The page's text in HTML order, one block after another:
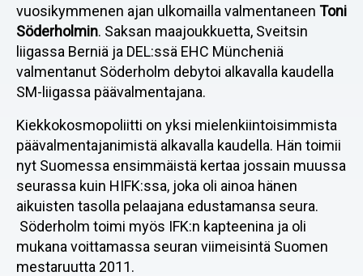
vuosikymmenen ajan ulkomailla valmentaneen Toni
Söderholmin. Saksan maajoukkuetta, Sveitsin
liigassa Berniä ja DEL:ssä EHC Müncheniä
valmentanut Söderholm debytoi alkavalla kaudella
SM-liigassa päävalmentajana.
Kiekkokosmopoliitti on yksi mielenkiintoisimmista
päävalmentajanimistä alkavalla kaudella. Hän toimii
nyt Suomessa ensimmäistä kertaa jossain muussa
seurassa kuin HIFK:ssa, joka oli ainoa hänen
aikuisten tasolla pelaajana edustamansa seura.
Söderholm toimi myös IFK:n kapteenina ja oli
mukana voittamassa seuran viimeisintä Suomen
mestaruutta 2011.